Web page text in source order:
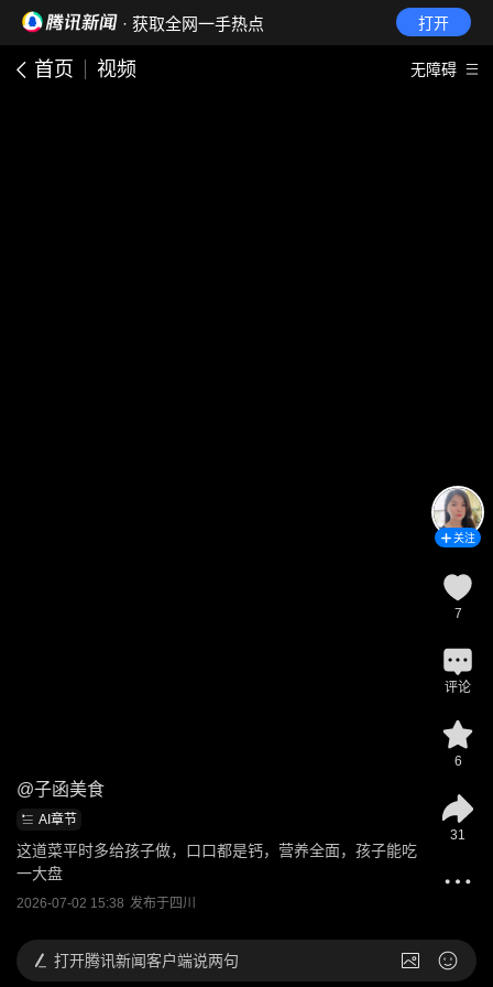
· 获取全网一手热点 打开
首页 视频 无障碍
@子函美食
AI章节
这道菜平时多给孩子做，口口都是钙，营养全面，孩子能吃
一大盘
2026-07-02 15:38 发布于四川
关注
7
评论
6
31
打开腾讯新闻客户端说两句